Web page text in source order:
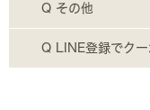
Q その他
Q LINE登録でク